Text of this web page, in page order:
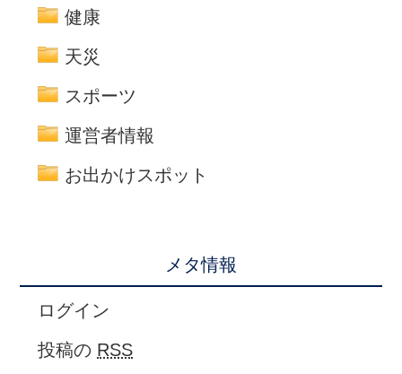
健康
天災
スポーツ
運営者情報
お出かけスポット
メタ情報
ログイン
投稿の RSS